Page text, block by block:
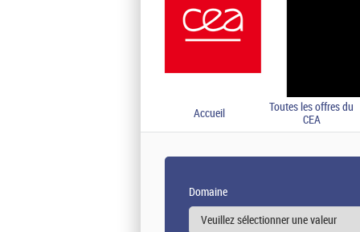
Accueil
Toutes les offres du
CEA
Domaine